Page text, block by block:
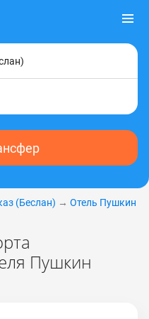
(Беслан) → Отель Пушкин
Пушкин